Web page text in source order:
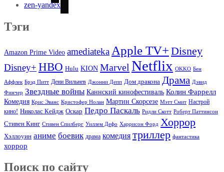
zen-yandex
Тэги
Amazon Prime Video amediateka Apple TV+ Disney
Disney+ HBO Hulu KION Marvel Netflix OKKO Бен
Аффлек Брэд Питт Дени Вильнев Джонни Депп Дом дракона Драма Дэвид
Финчер Звездные войны Каннский кинофестиваль Колин Фаррелл
Комедия Крис Эванс Кристофер Нолан Мартин Скорсезе Мэтт Смит Настрой
кино! Николас Кейдж Оскар Педро Паскаль Ридли Скотт Роберт Паттинсон
Стивен Кинг Стивен Спилберг Уиллем Дефо Харрисон Форд Хоррор
Хэллоуин аниме боевик драма комедия триллер фантастика
хоррор
Поиск по сайту